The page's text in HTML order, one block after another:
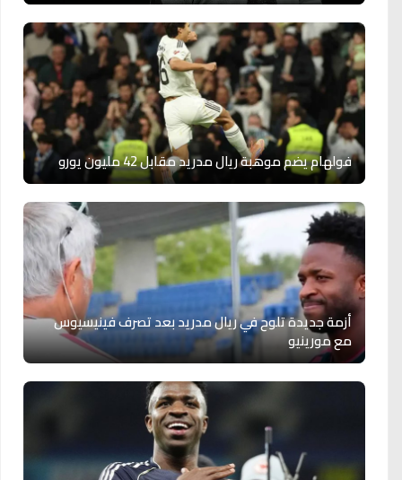
فولهام يضم موهبة ريال مدريد مقابل 42 مليون يورو
أزمة جديدة تلوح في ريال مدريد بعد تصرف فينيسيوس
مع مورينيو